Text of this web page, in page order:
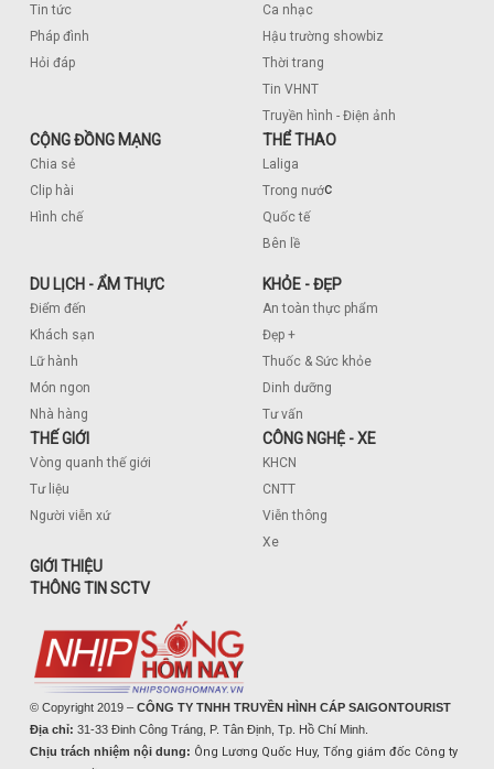
Tin tức
Pháp đình
Hỏi đáp
Ca nhạc
Hậu trường showbiz
Thời trang
Tin VHNT
Truyền hình - Điện ảnh
CỘNG ĐỒNG MẠNG
Chia sẻ
Clip hài
Hình chế
THỂ THAO
Laliga
Trong nước
Quốc tế
Bên lề
DU LỊCH - ẨM THỰC
Điểm đến
Khách sạn
Lữ hành
Món ngon
Nhà hàng
KHỎE - ĐẸP
An toàn thực phẩm
Đẹp +
Thuốc & Sức khỏe
Dinh dưỡng
Tư vấn
THẾ GIỚI
Vòng quanh thế giới
Tư liệu
Người viễn xứ
CÔNG NGHỆ - XE
KHCN
CNTT
Viễn thông
Xe
GIỚI THIỆU
THÔNG TIN SCTV
© Copyright 2019 – CÔNG TY TNHH TRUYỀN HÌNH CÁP SAIGONTOURIST
Địa chỉ: 31-33 Đinh Công Tráng, P. Tân Định, Tp. Hồ Chí Minh.
Chịu trách nhiệm nội dung: Ông Lương Quốc Huy, Tổng giám đốc Công ty